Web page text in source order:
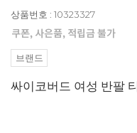
상품번호 : 10323327
브랜드
싸이코버드 여성 반팔